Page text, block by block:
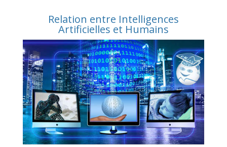
Relation entre Intelligences
Artificielles et Humains